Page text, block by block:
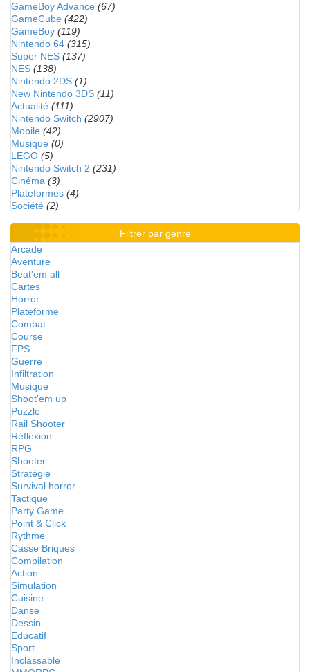
GameBoy Advance (67)
GameCube (422)
GameBoy (119)
Nintendo 64 (315)
Super NES (137)
NES (138)
Nintendo 2DS (1)
New Nintendo 3DS (11)
Actualité (111)
Nintendo Switch (2907)
Mobile (42)
Musique (0)
LEGO (5)
Nintendo Switch 2 (231)
Cinéma (3)
Plateformes (4)
Société (2)
Filtrer par genre
Arcade
Aventure
Beat'em all
Cartes
Horror
Plateforme
Combat
Course
FPS
Guerre
Infiltration
Musique
Shoot'em up
Puzzle
Rail Shooter
Réflexion
RPG
Shooter
Stratégie
Survival horror
Tactique
Party Game
Point & Click
Rythme
Casse Briques
Compilation
Action
Simulation
Cuisine
Danse
Dessin
Educatif
Sport
Inclassable